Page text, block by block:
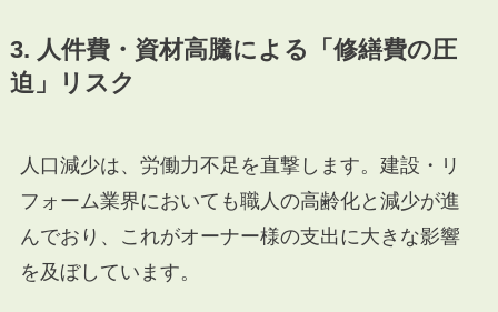
3. 人件費・資材高騰による「修繕費の圧
迫」リスク
人口減少は、労働力不足を直撃します。建設・リ
フォーム業界においても職人の高齢化と減少が進
んでおり、これがオーナー様の支出に大きな影響
を及ぼしています。